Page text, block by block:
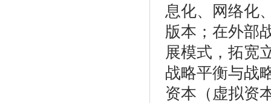
息化、网络化
版本；在外部
展模式，拓宽
战略平衡与战
资本（虚拟资